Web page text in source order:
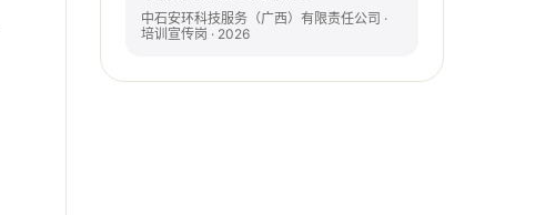
中石安环科技服务（广西）有限责任公司 ·
培训宣传岗 · 2026